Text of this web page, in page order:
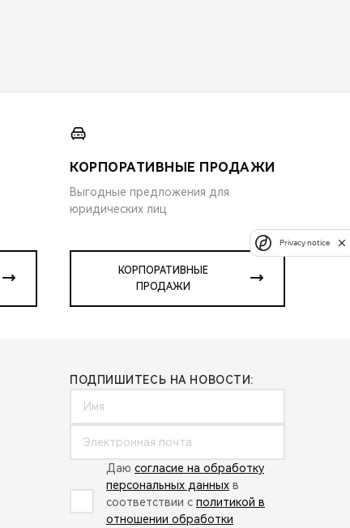
КОРПОРАТИВНЫЕ ПРОДАЖИ
Выгодные предложения для
юридических лиц
КОРПОРАТИВНЫЕ
ПРОДАЖИ
ПОДПИШИТЕСЬ НА НОВОСТИ:
Даю согласие на обработку
персональных данных в
соответствии с политикой в
отношении обработки
Privacy notice